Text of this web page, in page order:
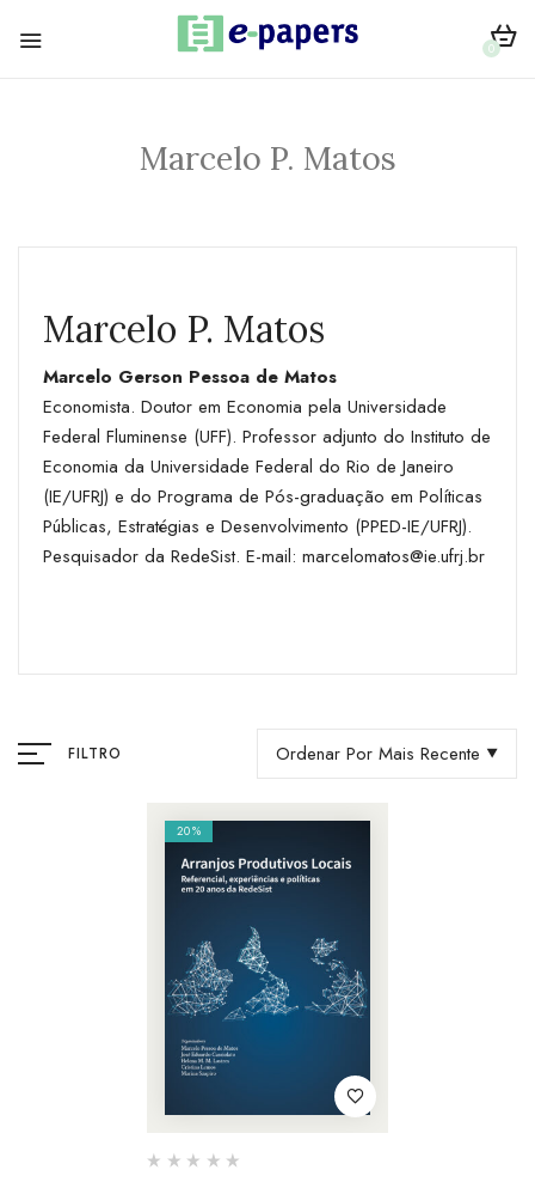
0
Marcelo P. Matos
Marcelo P. Matos
Marcelo Gerson Pessoa de Matos
Economista. Doutor em Economia pela Universidade
Federal Fluminense (UFF). Professor adjunto do Instituto de
Economia da Universidade Federal do Rio de Janeiro
(IE/UFRJ) e do Programa de Pós-graduação em Políticas
Públicas, Estratégias e Desenvolvimento (PPED-IE/UFRJ).
Pesquisador da RedeSist. E-mail: marcelomatos@ie.ufrj.br
FILTRO Ordenar Por Mais Recente
20%